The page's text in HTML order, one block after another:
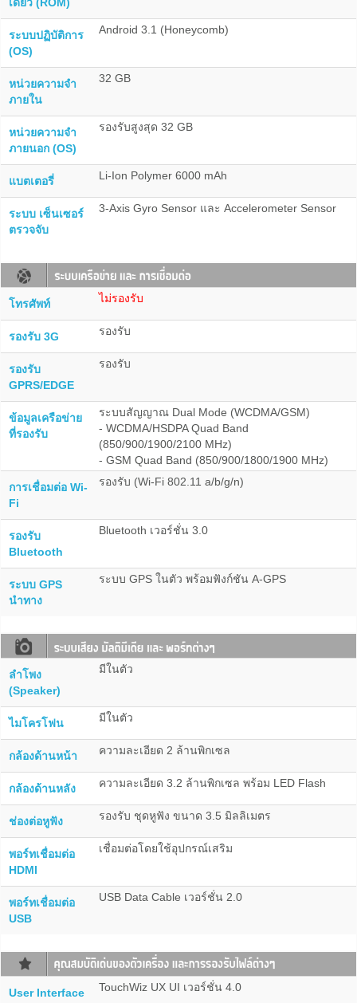
เดียว (ROM)
ระบบปฏิบัติการ
(OS)
Android 3.1 (Honeycomb)
หน่วยความจำ
ภายใน
32 GB
หน่วยความจำ
ภายนอก (OS)
รองรับสูงสุด 32 GB
แบตเตอรี่ Li-Ion Polymer 6000 mAh
ระบบ เซ็นเซอร์
ตรวจจับ
3-Axis Gyro Sensor และ Accelerometer Sensor
โทรศัพท์ ไม่รองรับ
รองรับ 3G รองรับ
รองรับ
GPRS/EDGE
รองรับ
ข้อมูลเครือข่าย
ที่รองรับ
ระบบสัญญาณ Dual Mode (WCDMA/GSM)
- WCDMA/HSDPA Quad Band
(850/900/1900/2100 MHz)
- GSM Quad Band (850/900/1800/1900 MHz)
การเชื่อมต่อ Wi-
Fi
รองรับ (Wi-Fi 802.11 a/b/g/n)
รองรับ
Bluetooth
Bluetooth เวอร์ชั่น 3.0
ระบบ GPS
นำทาง
ระบบ GPS ในตัว พร้อมฟังก์ชัน A-GPS
ลำโพง
(Speaker)
มีในตัว
ไมโครโฟน มีในตัว
กล้องด้านหน้า ความละเอียด 2 ล้านพิกเซล
กล้องด้านหลัง ความละเอียด 3.2 ล้านพิกเซล พร้อม LED Flash
ช่องต่อหูฟัง รองรับ ชุดหูฟัง ขนาด 3.5 มิลลิเมตร
พอร์ทเชื่อมต่อ
HDMI
เชื่อมต่อโดยใช้อุปกรณ์เสริม
พอร์ทเชื่อมต่อ
USB
USB Data Cable เวอร์ชั่น 2.0
User Interface TouchWiz UX UI เวอร์ชั่น 4.0